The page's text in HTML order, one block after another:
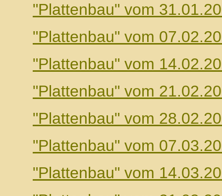
"Plattenbau" vom
"Plattenbau" vom
"Plattenbau" vom
"Plattenbau" vom
"Plattenbau" vom
"Plattenbau" vom
"Plattenbau" vom